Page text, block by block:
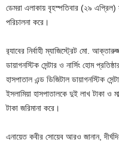
ডেমরা এলাকায় বৃহস্পতিবার (২৯ এপ্রিল)
পরিচালনা করে।
র‌্যাবের নির্বাহী ম্যাজিস্ট্রেট মো.
ডায়াগনস্টিক সেন্টার ও নার্সিং হোম
হাসপাতাল এন্ড ডিজিটাল ডায়াগনস্টিক
ইসলামিয়া হাসপাতালকে দুই লাখ টাকা ও
টাকা জরিমানা করে।
এনায়েত কবীর সোয়েব আরও জানান,